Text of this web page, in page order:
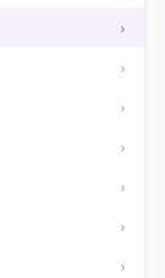
›
›
›
›
›
›
›